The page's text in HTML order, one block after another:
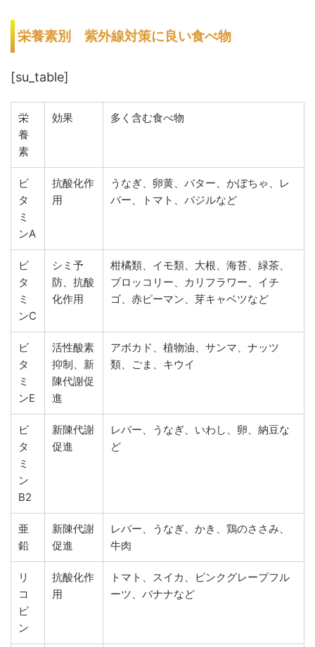
栄養素別 紫外線対策に良い食べ物
[su_table]
栄
養
素
効果 多く含む食べ物
ビ
タ
ミ
ンA
抗酸化作
用
うなぎ、卵黄、バター、かぼちゃ、レ
バー、トマト、バジルなど
ビ
タ
ミ
ンC
シミ予
防、抗酸
化作用
柑橘類、イモ類、大根、海苔、緑茶、
ブロッコリー、カリフラワー、イチ
ゴ、赤ピーマン、芽キャベツなど
ビ
タ
ミ
ンE
活性酸素
抑制、新
陳代謝促
進
アボカド、植物油、サンマ、ナッツ
類、ごま、キウイ
ビ
タ
ミ
ン
B2
新陳代謝
促進
レバー、うなぎ、いわし、卵、納豆な
ど
亜
鉛
新陳代謝
促進
レバー、うなぎ、かき、鶏のささみ、
牛肉
リ
コ
ピ
ン
抗酸化作
用
トマト、スイカ、ピンクグレープフル
ーツ、バナナなど